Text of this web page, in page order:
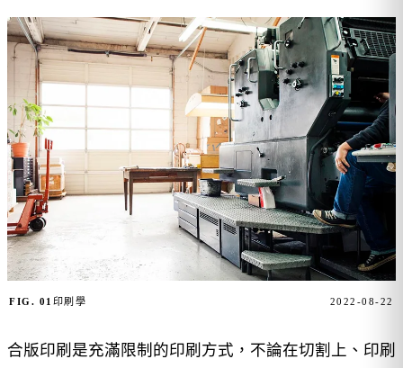
FIG. 01 印刷學 2022-08-22
合版印刷是充滿限制的印刷方式，不論在切割上、印刷